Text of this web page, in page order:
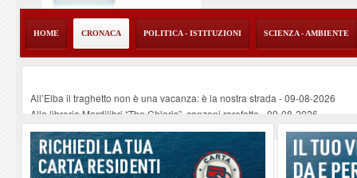
HOME CRONACA POLITICA - ISTITUZIONI SCIENZA - AMBIENTE
All’Elba il traghetto non è una vacanza: è la nostra strada -09-08-2026
Alla libreria Mardilibri “The Chloris”, canzoni rarefatte-09-08-2026
La Foto del Giorno (9 ago.)-09-08-2026
Non si può morire perché l'elisoccorso arriva dopo mezza giornata. Subito
Vela a scuola al Liceo sportivo: mare in ambito umanistico e scientifico: il